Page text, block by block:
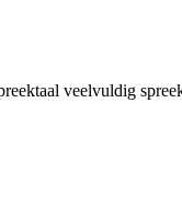
veelvuldig